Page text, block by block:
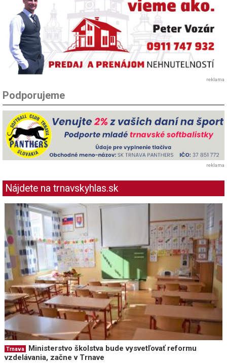
reklama
Podporujeme
reklama
Nájdete na trnavskyhlas.sk
Trnava
Ministerstvo školstva bude vysvetľovať reformu
vzdelávania, začne v Trnave